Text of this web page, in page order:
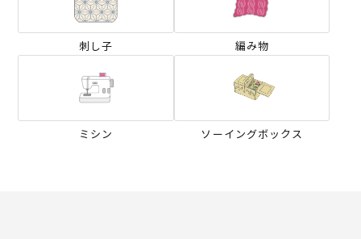
刺し子 編み物
ミシン ソーイングボックス